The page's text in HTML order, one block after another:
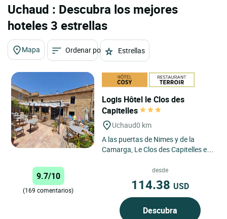
Uchaud : Descubra los mejores
hoteles 3 estrellas
Mapa Ordenar por Estrellas
Logis Hôtel le Clos des
Capitelles
Uchaud0 km
A las puertas de Nimes y de la
Camarga, Le Clos des Capitelles es
encanto. Compuesto por...
9.7/10
(169 comentarios)
desde
114.38 USD
Descubra